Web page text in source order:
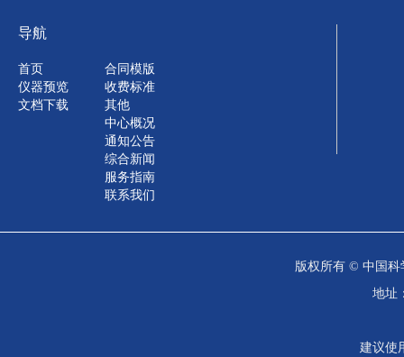
导航
首页
仪器预览
文档下载
合同模版
收费标准
其他
中心概况
通知公告
综合新闻
服务指南
联系我们
版权所有 © 中国科
地址
建议使